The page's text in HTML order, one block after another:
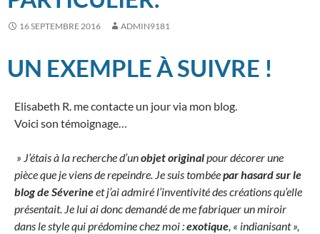
16 SEPTEMBRE 2016 ADMIN9181
UN EXEMPLE À SUIVRE !
Elisabeth R. me contacte un jour via mon blog.
Voici son témoignage…
» J’étais à la recherche d’unobjet originalpour décorer une
pièce que je viens de repeindre. Je suis tombéepar hasard sur le
blog de Séverineet j’ai admiré l’inventivité des créations qu’elle
présentait. Je lui ai donc demandé de me fabriquer un miroir
dans le style qui prédomine chez moi :exotique, « indianisant »,